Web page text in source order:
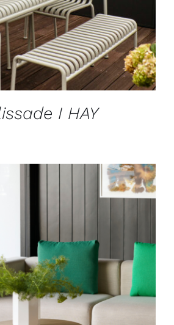
I HAY
DÉTAILS